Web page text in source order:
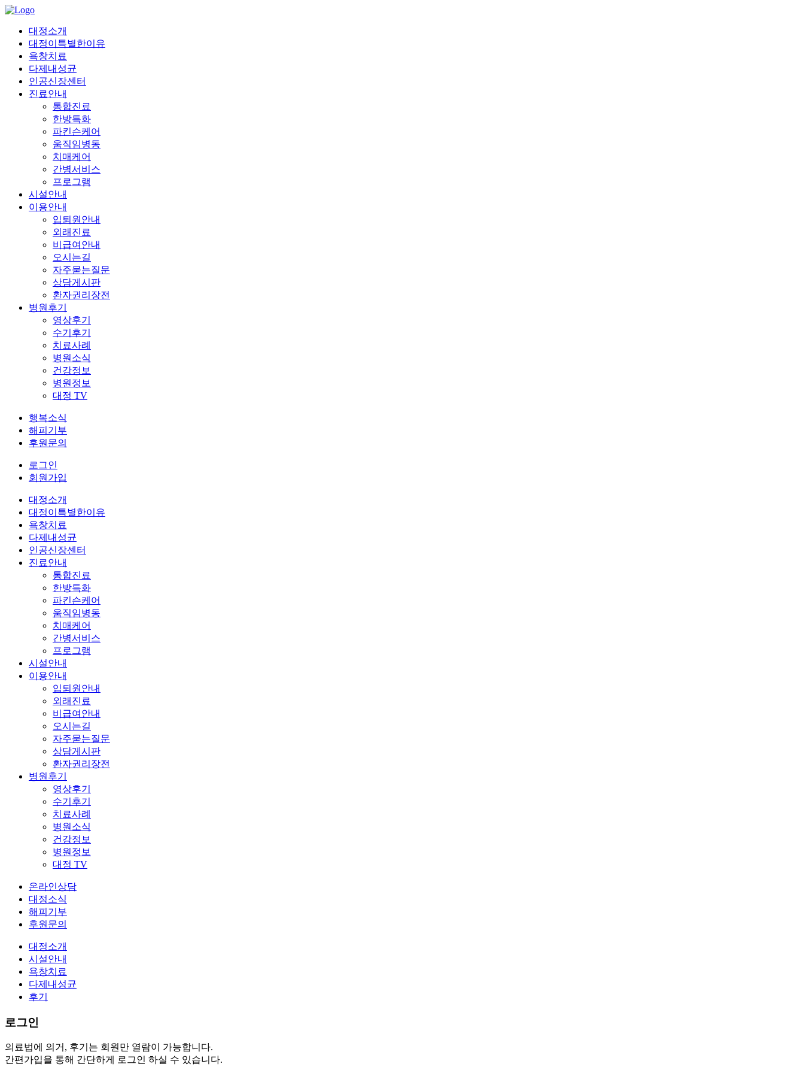
대정소개
대정이특별한이유
욕창치료
다제내성균
인공신장센터
진료안내
통합진료
한방특화
파킨슨케어
움직임병동
치매케어
간병서비스
프로그램
시설안내
이용안내
입퇴원안내
외래진료
비급여안내
오시는길
자주묻는질문
상담게시판
환자권리장전
병원후기
영상후기
수기후기
치료사례
병원소식
건강정보
병원정보
대정 TV
행복소식
해피기부
후원문의
로그인
회원가입
대정소개
대정이특별한이유
욕창치료
다제내성균
인공신장센터
진료안내
통합진료
한방특화
파킨슨케어
움직임병동
치매케어
간병서비스
프로그램
시설안내
이용안내
입퇴원안내
외래진료
비급여안내
오시는길
자주묻는질문
상담게시판
환자권리장전
병원후기
영상후기
수기후기
치료사례
병원소식
건강정보
병원정보
대정 TV
온라인상담
대정소식
해피기부
후원문의
대정소개
시설안내
욕창치료
다제내성균
후기
로그인
의료법에 의거, 후기는 회원만 열람이 가능합니다.
간편가입을 통해 간단하게 로그인 하실 수 있습니다.